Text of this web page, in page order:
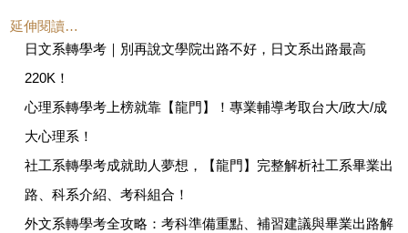
延伸閱讀…
日文系轉學考｜別再說文學院出路不好，日文系出路最高
220K！
心理系轉學考上榜就靠【龍門】！專業輔導考取台大/政大/成
大心理系！
社工系轉學考成就助人夢想，【龍門】完整解析社工系畢業出
路、科系介紹、考科組合！
外文系轉學考全攻略：考科準備重點、補習建議與畢業出路解